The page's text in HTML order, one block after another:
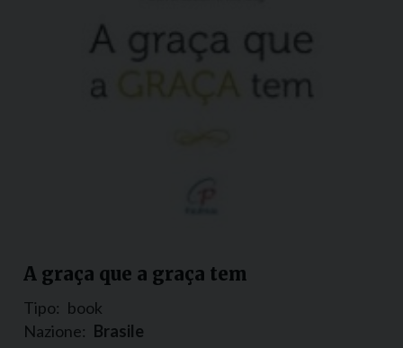
A graça que a graça tem
Tipo: book
Nazione: Brasile